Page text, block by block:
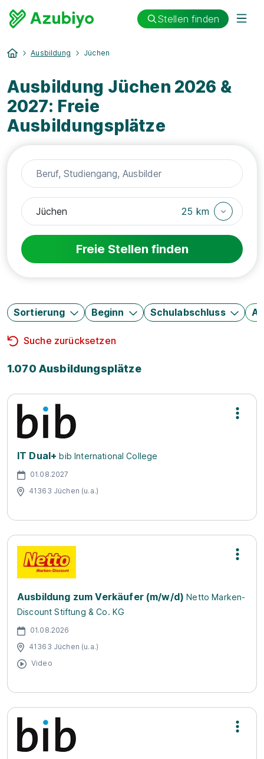
Stellen finden
Ausbildung Jüchen
Ausbildung Jüchen 2026 &
2027: Freie
Ausbildungsplätze
25 km
Freie Stellen finden
Sortierung Beginn Schulabschluss
Suche zurücksetzen
1.070 Ausbildungsplätze
IT Dual+ bib International College
01.08.2027
41363 Jüchen (u.a.)
Ausbildung zum Verkäufer (m/w/d) Netto Marken-
Discount Stiftung & Co. KG
01.08.2026
41363 Jüchen (u.a.)
Video